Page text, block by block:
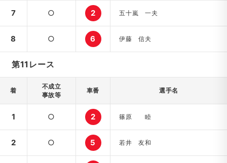
7 ○ 2 五十嵐 一夫
8 ○ 6 伊藤 信夫
第11レース
着
不成立
事故等
車番 選手名
1 ○ 2 篠原 睦
2 ○ 5 若井 友和